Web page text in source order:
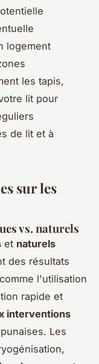
logement
les tapis,
lit pour
de lit et à
sur les
vs. naturels
et naturels
des résultats
l'utilisation
rapide et
interventions
Les